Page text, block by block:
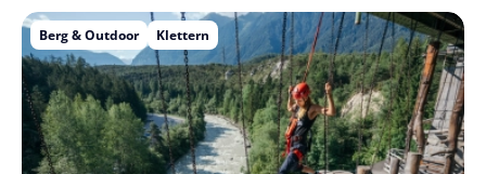
Berg & Outdoor Klettern